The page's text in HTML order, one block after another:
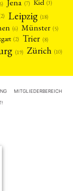
(7) Kiel (3)
Leipzig (18)
(6) Münster (5)
(2) Trier (8)
(19) Zürich (10)
MITGLIEDERBEREICH